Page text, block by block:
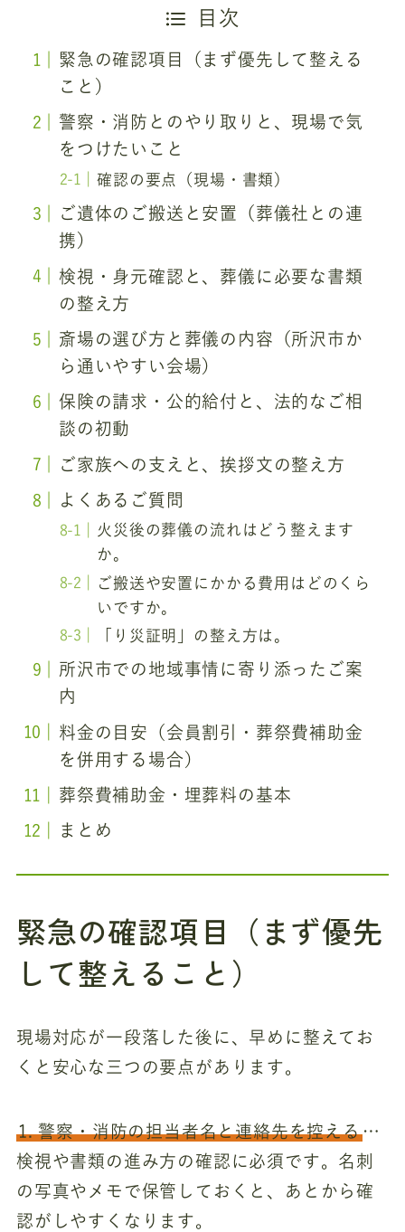
目次
緊急の確認項目（まず優先して整える
こと）
警察・消防とのやり取りと、現場で気
をつけたいこと
確認の要点（現場・書類）
ご遺体のご搬送と安置（葬儀社との連
携）
検視・身元確認と、葬儀に必要な書類
の整え方
斎場の選び方と葬儀の内容（所沢市か
ら通いやすい会場）
保険の請求・公的給付と、法的なご相
談の初動
ご家族への支えと、挨拶文の整え方
よくあるご質問
火災後の葬儀の流れはどう整えます
か。
ご搬送や安置にかかる費用はどのくら
いですか。
「り災証明」の整え方は。
所沢市での地域事情に寄り添ったご案
内
料金の目安（会員割引・葬祭費補助金
を併用する場合）
葬祭費補助金・埋葬料の基本
まとめ
緊急の確認項目（まず優先
して整えること）
現場対応が一段落した後に、早めに整えてお
くと安心な三つの要点があります。
1. 警察・消防の担当者名と連絡先を控える…
検視や書類の進み方の確認に必須です。名刺
の写真やメモで保管しておくと、あとから確
認がしやすくなります。